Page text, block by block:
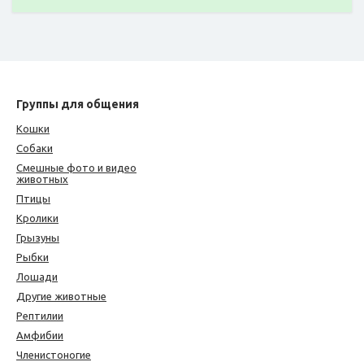
Группы для общения
Кошки
Собаки
Смешные фото и видео
животных
Птицы
Кролики
Грызуны
Рыбки
Лошади
Другие животные
Рептилии
Амфибии
Членистоногие